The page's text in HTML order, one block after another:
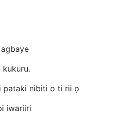
pataki nibiti o ti rii ọ
iwariiri